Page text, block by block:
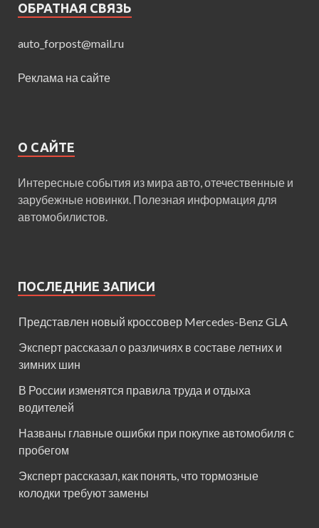
ОБРАТНАЯ СВЯЗЬ
auto_forpost@mail.ru
Реклама на сайте
О САЙТЕ
Интересные события из мира авто, отечественные и
зарубежные новинки. Полезная информация для
автомобилистов.
ПОСЛЕДНИЕ ЗАПИСИ
Представлен новый кроссовер Mercedes-Benz GLA
Эксперт рассказал о различиях в составе летних и
зимних шин
В России изменятся правила труда и отдыха
водителей
Названы главные ошибки при покупке автомобиля с
пробегом
Эксперт рассказал, как понять, что тормозные
колодки требуют замены